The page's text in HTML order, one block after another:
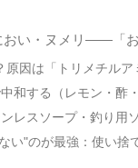
おい・ヌメリ——「
原因は「トリメチルア
和する（レモン・酢
レスソープ・釣り用
い"のが最強：使い捨